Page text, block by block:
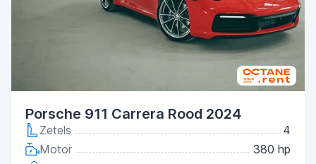
Porsche 911 Carrera Rood 2024
Zetels
4
Motor
380 hp